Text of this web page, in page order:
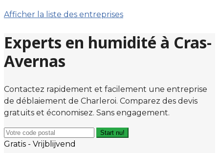
Afficher la liste des entreprises
Experts en humidité à Cras-
Avernas
Contactez rapidement et facilement une entreprise
de déblaiement de Charleroi. Comparez des devis
gratuits et économisez. Sans engagement.
Start nu!
Gratis - Vrijblijvend